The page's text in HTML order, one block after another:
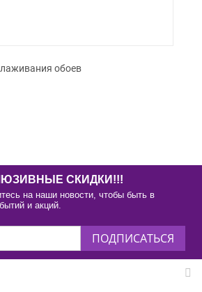
обоев
СКИДКИ!!!
на наши новости, чтобы быть в
и акций.
ПОДПИСАТЬСЯ